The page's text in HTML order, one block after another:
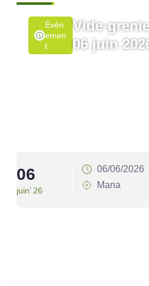
Évén
Emen
T
Vide-
06 juin
06
juin’ 26
06/06/2026
Mana